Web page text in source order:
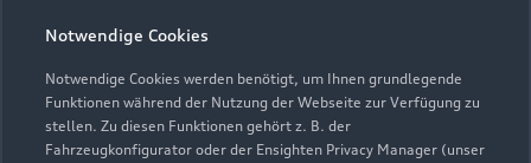
Notwendige Cookies
Notwendige Cookies werden benötigt, um Ihnen grundlegende
Funktionen während der Nutzung der Webseite zur Verfügung zu
stellen. Zu diesen Funktionen gehört z. B. der
Fahrzeugkonfigurator oder der Ensighten Privacy Manager (unser
Teile- & Zubehörverkauf
Geschlossen,öffnet am Montag 07:30